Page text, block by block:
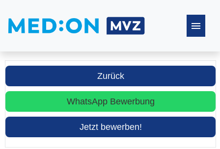
Stellenangebote
Häufige Fragen
Zurück
WhatsApp Bewerbung
Jetzt bewerben!